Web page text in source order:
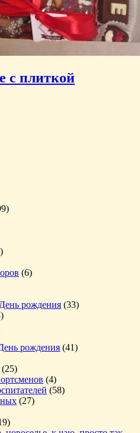
с плиткой
(6)
рождения (33)
рождения (41)
(25)
(4)
(58)
(27)